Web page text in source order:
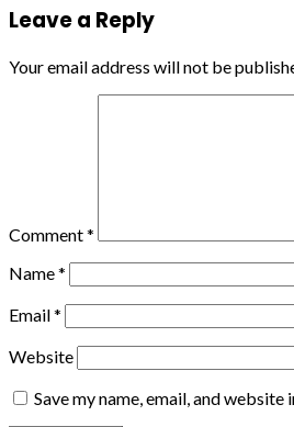
Leave a Reply
Your email address will not be
Comment*
Name*
Email*
Website
Save my name, email, and